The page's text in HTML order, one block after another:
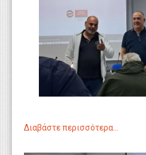
Διαβάστε περισσότερα...